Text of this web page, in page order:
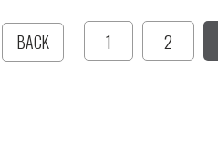
BACK 1 2